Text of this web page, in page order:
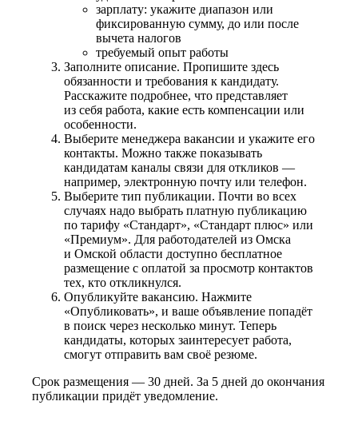
зарплату: укажите диапазон или
фиксированную сумму, до или после
вычета налогов
требуемый опыт работы
Заполните описание. Пропишите здесь
обязанности и требования к кандидату.
Расскажите подробнее, что представляет
из себя работа, какие есть компенсации или
особенности.
Выберите менеджера вакансии и укажите его
контакты. Можно также показывать
кандидатам каналы связи для откликов —
например, электронную почту или телефон.
Выберите тип публикации. Почти во всех
случаях надо выбрать платную публикацию
по тарифу «Стандарт», «Стандарт плюс» или
«Премиум». Для работодателей из Омска
и Омской области доступно бесплатное
размещение с оплатой за просмотр контактов
тех, кто откликнулся.
Опубликуйте вакансию. Нажмите
«Опубликовать», и ваше объявление попадёт
в поиск через несколько минут. Теперь
кандидаты, которых заинтересует работа,
смогут отправить вам своё резюме.
Срок размещения — 30 дней. За 5 дней до окончания
публикации придёт уведомление.